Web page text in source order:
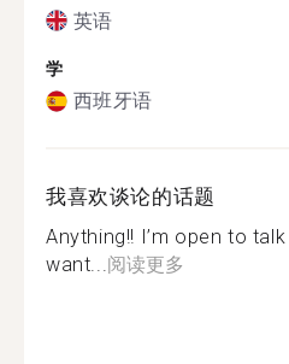
英语
学
西班牙语
我喜欢谈论的话题
Anything!! I’m open to
want...阅读更多